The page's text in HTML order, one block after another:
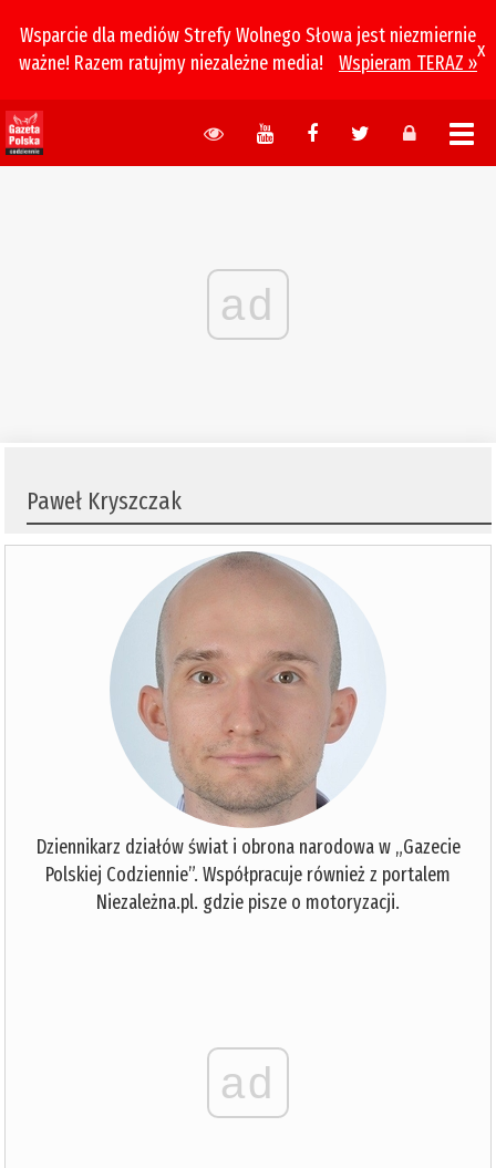
Wsparcie dla mediów Strefy Wolnego Słowa jest niezmiernie
ważne! Razem ratujmy niezależne media!
Wspieram TERAZ »
x
ad
Paweł Kryszczak
Dziennikarz działów świat i obrona narodowa w „Gazecie
Polskiej Codziennie”. Współpracuje również z portalem
Niezależna.pl. gdzie pisze o motoryzacji.
ad